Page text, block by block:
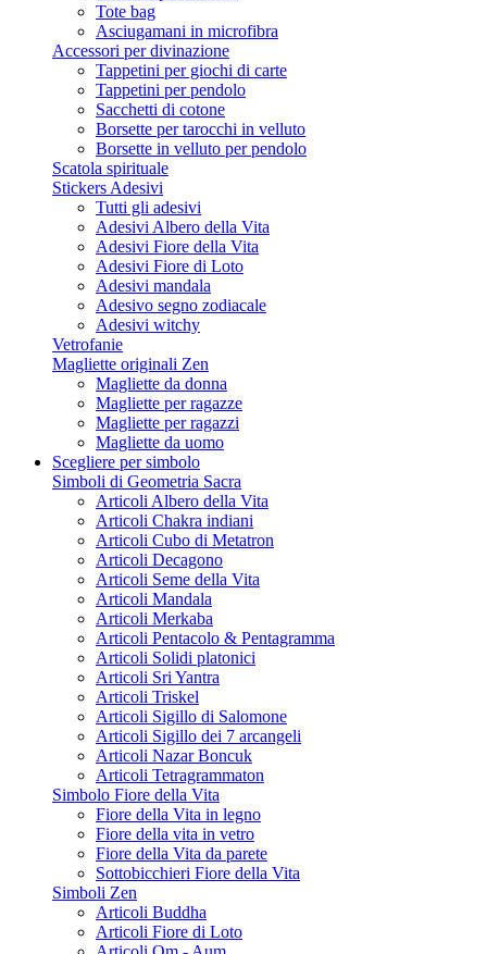
Tote bag
Asciugamani in microfibra
Accessori per divinazione
Tappetini per giochi di carte
Tappetini per pendolo
Sacchetti di cotone
Borsette per tarocchi in velluto
Borsette in velluto per pendolo
Scatola spirituale
Stickers Adesivi
Tutti gli adesivi
Adesivi Albero della Vita
Adesivi Fiore della Vita
Adesivi Fiore di Loto
Adesivi mandala
Adesivo segno zodiacale
Adesivi witchy
Vetrofanie
Magliette originali Zen
Magliette da donna
Magliette per ragazze
Magliette per ragazzi
Magliette da uomo
Scegliere per simbolo
Simboli di Geometria Sacra
Articoli Albero della Vita
Articoli Chakra indiani
Articoli Cubo di Metatron
Articoli Decagono
Articoli Seme della Vita
Articoli Mandala
Articoli Merkaba
Articoli Pentacolo & Pentagramma
Articoli Solidi platonici
Articoli Sri Yantra
Articoli Triskel
Articoli Sigillo di Salomone
Articoli Sigillo dei 7 arcangeli
Articoli Nazar Boncuk
Articoli Tetragrammaton
Simbolo Fiore della Vita
Fiore della Vita in legno
Fiore della vita in vetro
Fiore della Vita da parete
Sottobicchieri Fiore della Vita
Simboli Zen
Articoli Buddha
Articoli Fiore di Loto